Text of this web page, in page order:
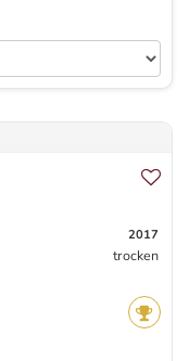
2017
trocken